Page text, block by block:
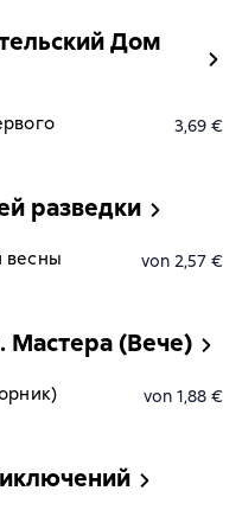
Дом
3,69 €
разведки
весны von 2,57 €
Мастера (Вече)
von 1,88 €